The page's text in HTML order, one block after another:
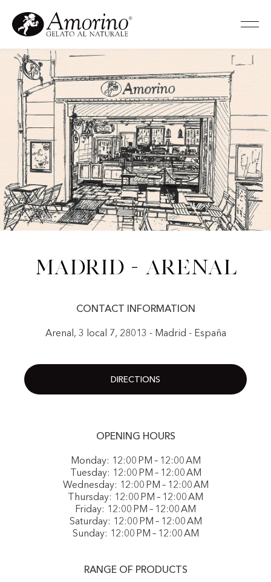
Madrid - Arenal
CONTACT INFORMATION
Arenal, 3 local 7, 28013 - Madrid - España
DIRECTIONS
OPENING HOURS
Monday: 12:00 PM – 12:00 AM
Tuesday: 12:00 PM – 12:00 AM
Wednesday: 12:00 PM – 12:00 AM
Thursday: 12:00 PM – 12:00 AM
Friday: 12:00 PM – 12:00 AM
Saturday: 12:00 PM – 12:00 AM
Sunday: 12:00 PM – 12:00 AM
RANGE OF PRODUCTS